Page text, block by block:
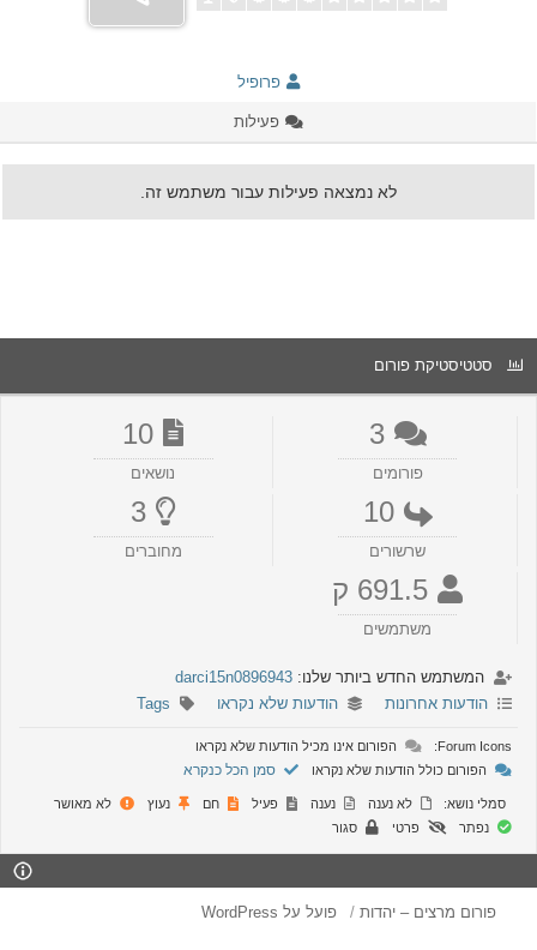
פרופיל
פעילות
לא נמצאה פעילות עבור משתמש זה.
סטטיסטיקת פורום
3
פורומים
10
נושאים
10
שרשורים
3
מחוברים
691.5 ק
משתמשים
המשתמש החדש ביותר שלנו: darci15n0896943
הודעות אחרונות
הודעות שלא נקראו Tags
Forum Icons:
הפורום אינו מכיל הודעות שלא נקראו
הפורום כולל הודעות שלא נקראו
סמן הכל כנקרא
סמלי נושא: לא נענה נענה פעיל חם נעוץ
לא מאושר
נפתר
פרטי סגור
פורום מרצים – יהדות פועל על WordPress